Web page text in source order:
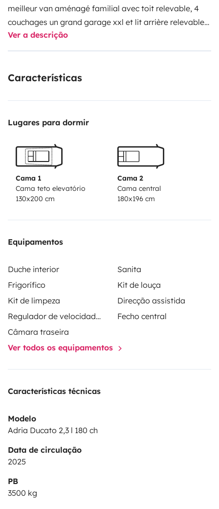
meilleur van aménagé familial avec toit relevable, 4
couchages un grand garage xxl et lit arrière relevable
électriquement.
Le plus chère aussi ...
Très bien équipé, il dispose côté cuisine d’une cuisinière
et placards. La partie salle de bains dite Duplex se
séparer la cabine de douche des WC. Un mot sur
l’espace séjour aussi, avec une cabine-loft à aire
banquette pour 2 personnes et des sièges cabine
pivotants histoire de prendre ses repas à 4.
Ver a descrição
Características
Lugares para dormir
Cama 1
Cama teto elevatório
130x200 cm
Cama 2
Cama central
180x196 cm
Equipamentos
Duche interior
Sanita
Frigorífico
Kit de louça
Kit de limpeza
Direcção assistida
Regulador de velocidade / Cruise Control
Fecho central
Câmara traseira
Ver todos os equipamentos
Características técnicas
Modelo
Adria Ducato 2,3 l 180 ch
Data de circulação
2025
PB
3500 kg